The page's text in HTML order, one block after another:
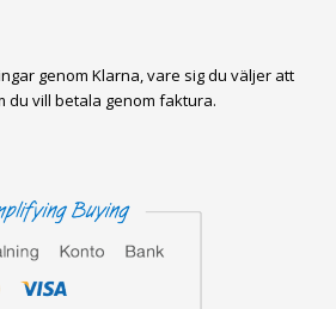
genom Klarna, vare sig du väljer att
du vill betala genom faktura.